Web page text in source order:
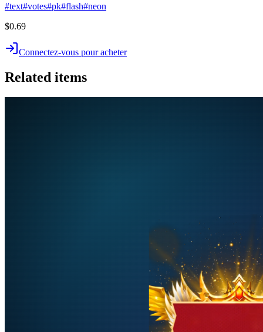
#text#votes#pk#flash#neon
$0.69
Connectez-vous pour acheter
Related items